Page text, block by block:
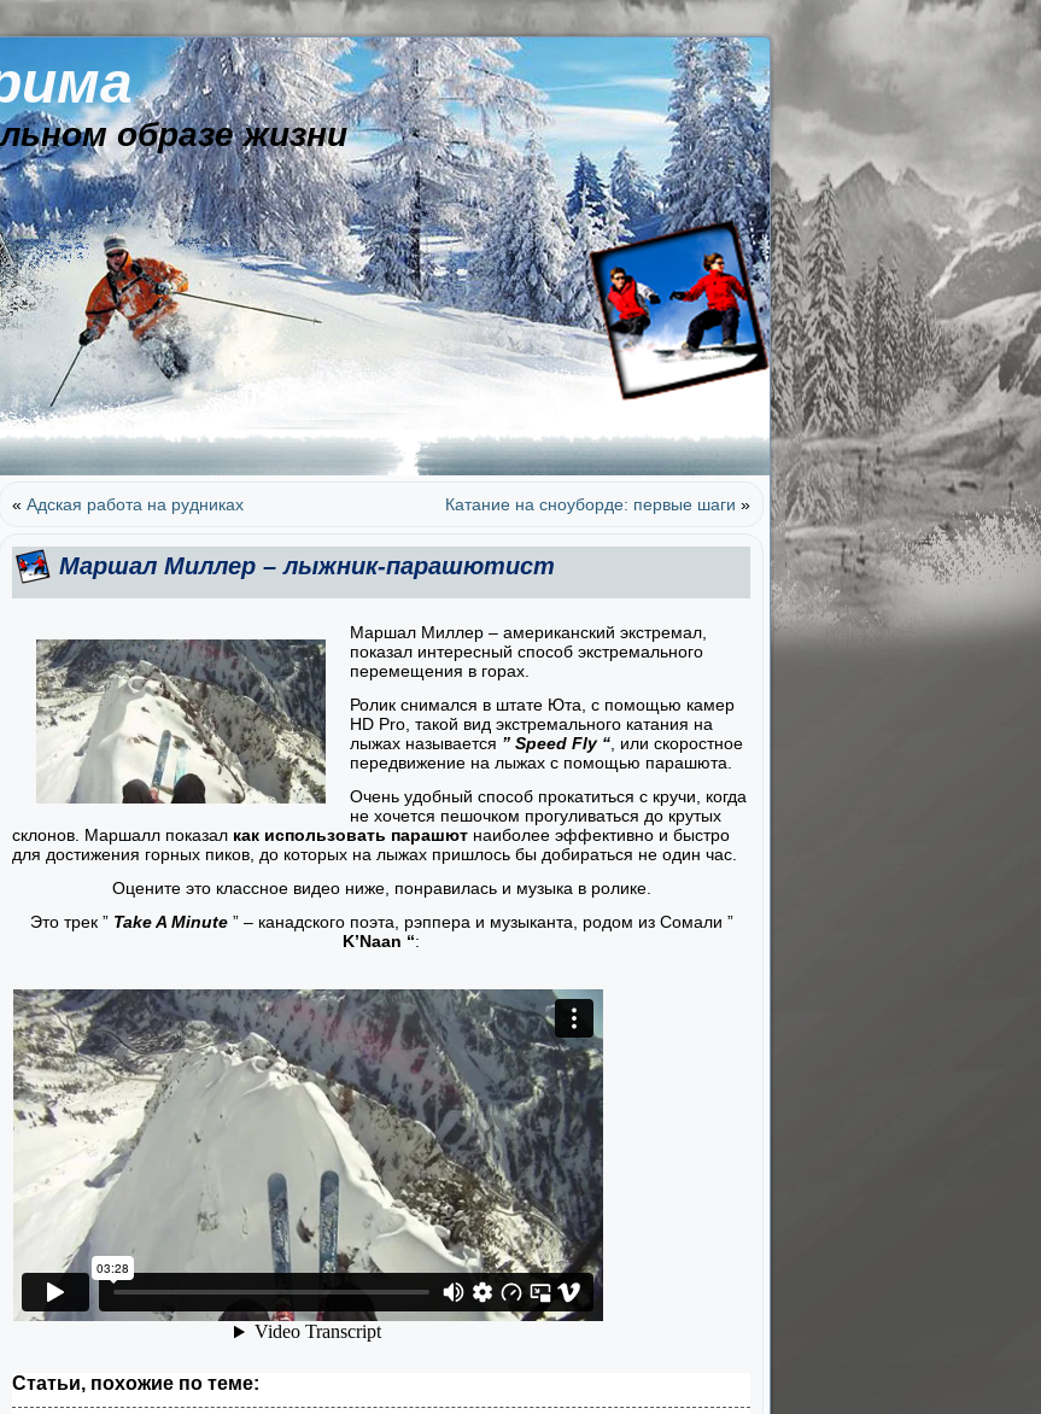
образе жизни
« Адская работа на рудниках Катание на сноуборде: первые шаги »
Маршал Миллер – лыжник-парашютист
Маршал Миллер – американский экстремал,
показал интересный способ экстремального
перемещения в горах.
Ролик снимался в штате Юта, с помощью камер
HD Pro, такой вид экстремального катания на
лыжах называется ” Speed Fly “ , или скоростное
передвижение на лыжах с помощью парашюта.
Очень удобный способ прокатиться с кручи, когда
не хочется пешочком прогуливаться до крутых
склонов. Маршалл показал как использовать парашют наиболее эффективно и быстро
для достижения горных пиков, до которых на лыжах пришлось бы добираться не один час.
Оцените это классное видео ниже, понравилась и музыка в ролике.
Это трек ” Take A Minute” – канадского поэта, рэппера и музыканта, родом из Сомали ”
K’Naan “:
Статьи, похожие по теме: